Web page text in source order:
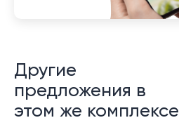
Другие
предложения в
этом же комплексе